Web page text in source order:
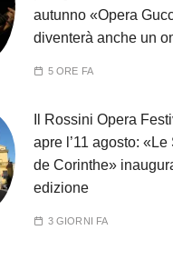
autunno «Opera
diventerà anche un
5 ORE FA
Il Rossini Opera
apre l’11 agosto: «Le
de Corinthe»
edizione
3 GIORNI FA